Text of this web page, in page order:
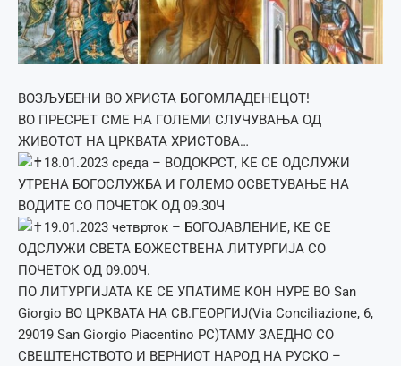
ВОЗЉУБЕНИ ВО ХРИСТА БОГОМЛАДЕНЕЦОТ!
ВО ПРЕСРЕТ СМЕ НА ГОЛЕМИ СЛУЧУВАЊА ОД
ЖИВОТОТ НА ЦРКВАТА ХРИСТОВА…
18.01.2023 среда – ВОДОКРСТ, КЕ СЕ ОДСЛУЖИ
УТРЕНА БОГОСЛУЖБА И ГОЛЕМО ОСВЕТУВАЊЕ НА
ВОДИТЕ СО ПОЧЕТОК ОД 09.30Ч
19.01.2023 четврток – БОГОЈАВЛЕНИЕ, КЕ СЕ
ОДСЛУЖИ СВЕТА БОЖЕСТВЕНА ЛИТУРГИЈА СО
ПОЧЕТОК ОД 09.00Ч.
ПО ЛИТУРГИЈАТА КЕ СЕ УПАТИМЕ КОН НУРЕ ВО San
Giorgio ВО ЦРКВАТА НА СВ.ГЕОРГИЈ(Via Conciliazione, 6,
29019 San Giorgio Piacentino PC)ТАМУ ЗАЕДНО СО
СВЕШТЕНСТВОТО И ВЕРНИОТ НАРОД НА РУСКО –